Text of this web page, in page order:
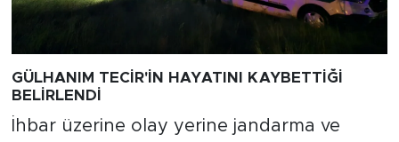
GÜLHANIM TECİR'İN HAYATINI KAYBETTİĞİ
BELİRLENDİ
İhbar üzerine olay yerine jandarma ve